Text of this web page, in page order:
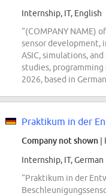
Internship, IT, English
“(COMPANY NAME)
sensor development,
ASIC, simulations,
studies, programming
2026, based in
Company not shown |
Internship, IT, German
“Praktikum in der